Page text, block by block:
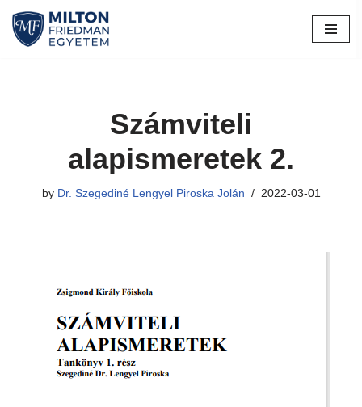
Skip
Számviteli
alapismeretek 2.
by Dr. Szegediné Lengyel Piroska Jolán 2022-03-01